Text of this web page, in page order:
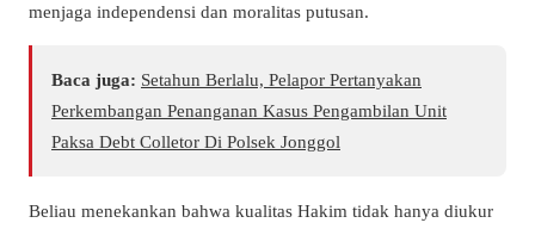
menjaga independensi dan moralitas putusan.
Baca juga: Setahun Berlalu, Pelapor Pertanyakan
Perkembangan Penanganan Kasus Pengambilan Unit
Paksa Debt Colletor Di Polsek Jonggol
Beliau menekankan bahwa kualitas Hakim tidak hanya diukur